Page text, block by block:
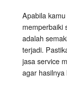
Apabila
memperbaiki
adalah
terjadi.
jasa service
agar hasilnya